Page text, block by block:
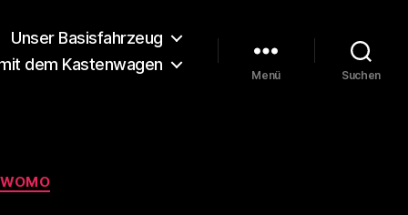
Unser Basisfahrzeug
dem Kastenwagen
Menü Suchen
WOMO